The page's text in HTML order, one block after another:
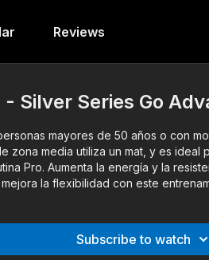
Reviews
- Silver Series Go
mayores de 50 años o con
zona media utiliza un mat, y es ideal
Pro. Aumenta la energía y la
la flexibilidad con este
Subscribe to watch